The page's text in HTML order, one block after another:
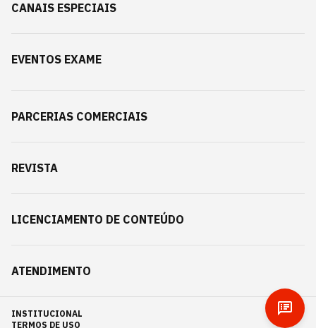
CANAIS ESPECIAIS
EVENTOS EXAME
PARCERIAS COMERCIAIS
REVISTA
LICENCIAMENTO DE CONTEÚDO
ATENDIMENTO
INSTITUCIONAL
TERMOS DE USO